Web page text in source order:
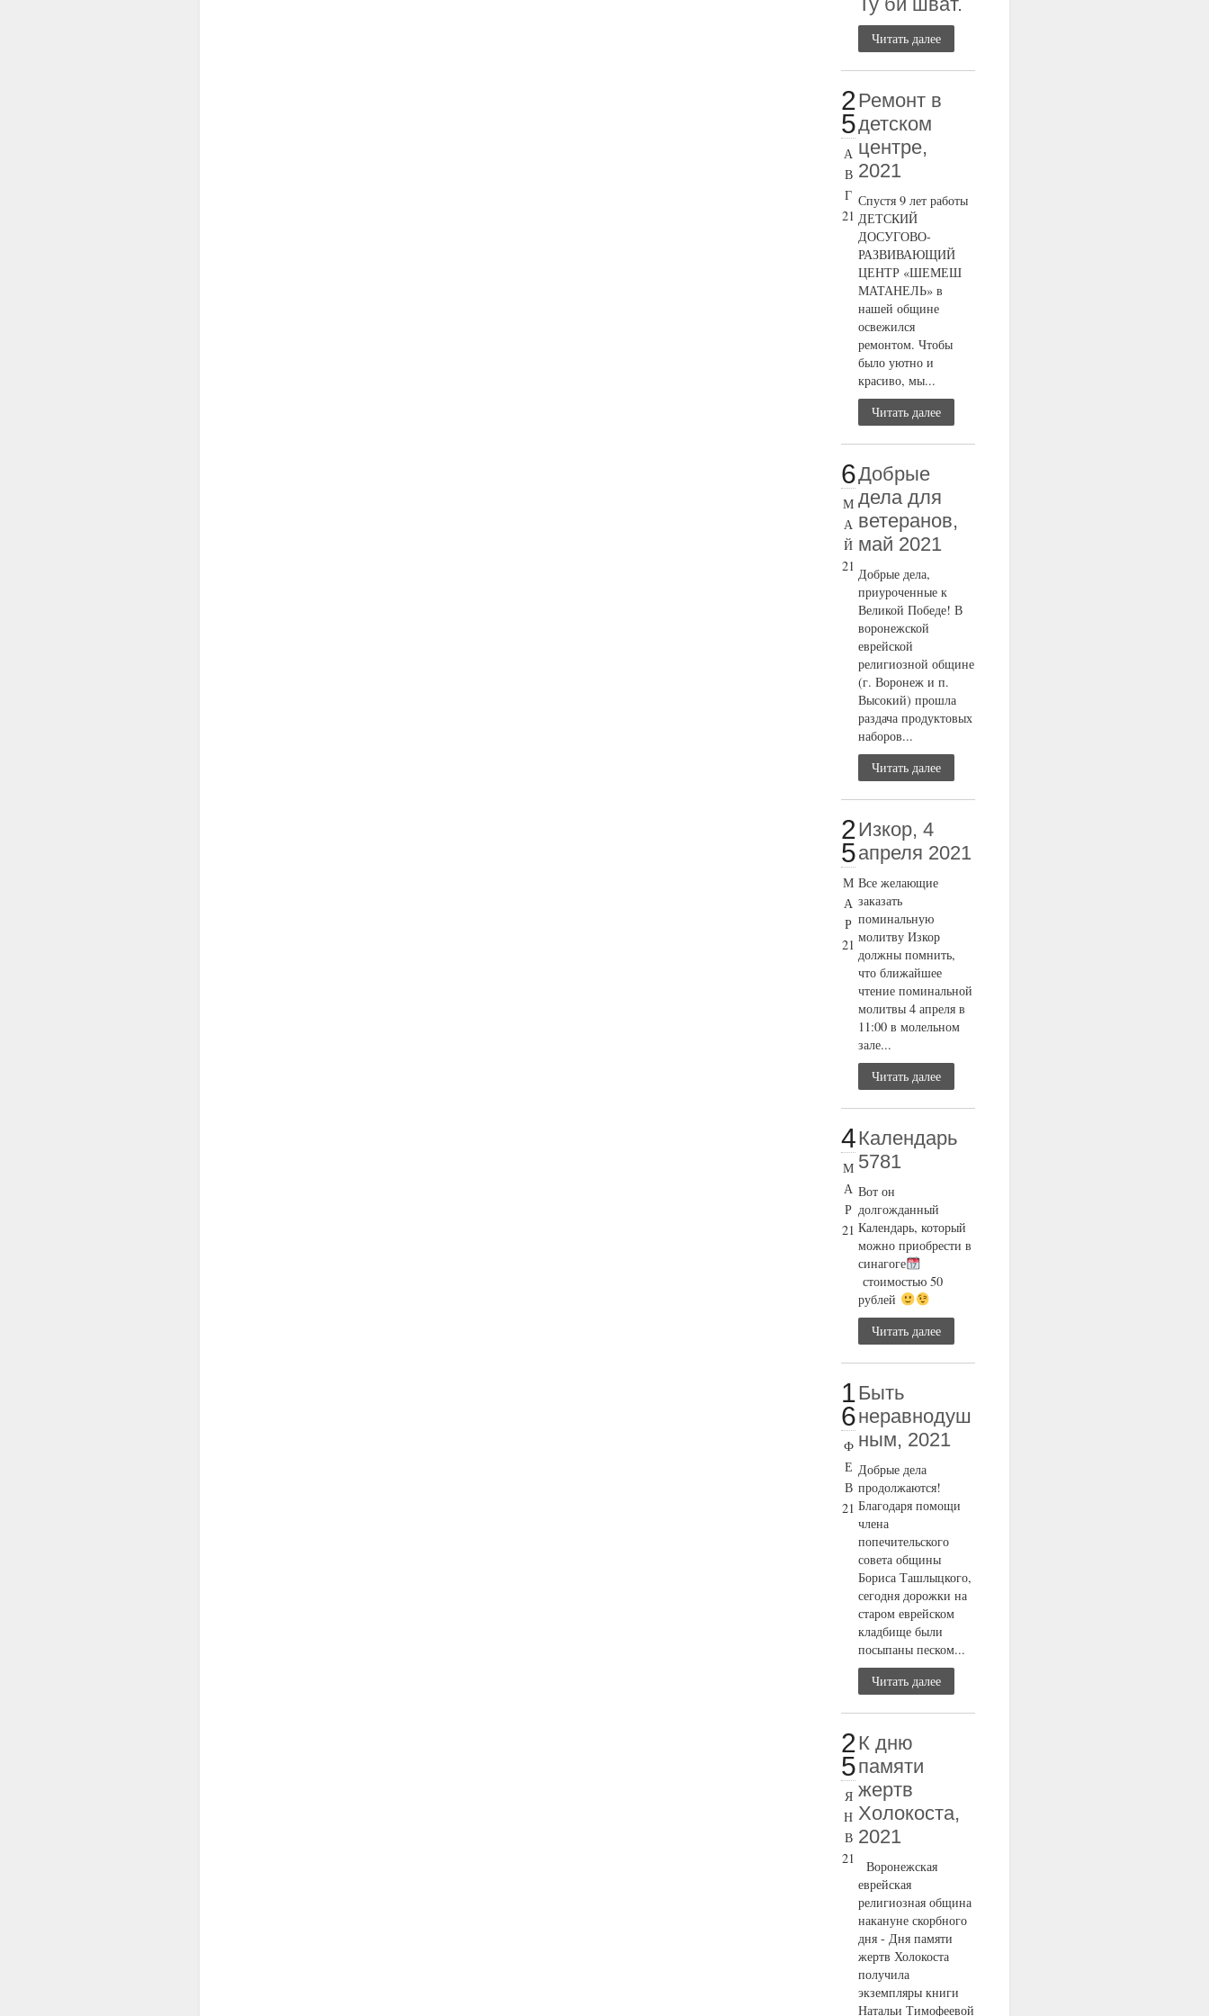
Читать далее
2
5
А
В
Г
21
Ремонт в
детском
центре,
2021
Спустя 9 лет работы
ДЕТСКИЙ
ДОСУГОВО-
РАЗВИВАЮЩИЙ
ЦЕНТР «ШЕМЕШ
МАТАНЕЛЬ» в
нашей общине
освежился
ремонтом. Чтобы
было уютно и
красиво, мы...
Читать далее
6
М
А
Й
21
Добрые
дела для
ветеранов,
май 2021
Добрые дела,
приуроченные к
Великой Победе! В
воронежской
еврейской
религиозной общине
(г. Воронеж и п.
Высокий) прошла
раздача продуктовых
наборов...
Читать далее
2
5
М
А
Р
21
Изкор, 4
апреля 2021
Все желающие
заказать
поминальную
молитву Изкор
должны помнить,
что ближайшее
чтение поминальной
молитвы 4 апреля в
11:00 в молельном
зале...
Читать далее
4
М
А
Р
21
Календарь
5781
Вот он
долгожданный
Календарь, который
можно приобрести в
синагоге
стоимостью 50
рублей
Читать далее
1
6
Ф
Е
В
21
Быть
неравнодуш
ным, 2021
Добрые дела
продолжаются!
Благодаря помощи
члена
попечительского
совета общины
Бориса Ташлыцкого,
сегодня дорожки на
старом еврейском
кладбище были
посыпаны песком...
Читать далее
2
5
Я
Н
В
21
К дню
памяти
жертв
Холокоста,
2021
Воронежская
еврейская
религиозная община
накануне скорбного
дня - Дня памяти
жертв Холокоста
получила
экземпляры книги
Натальи Тимофеевой